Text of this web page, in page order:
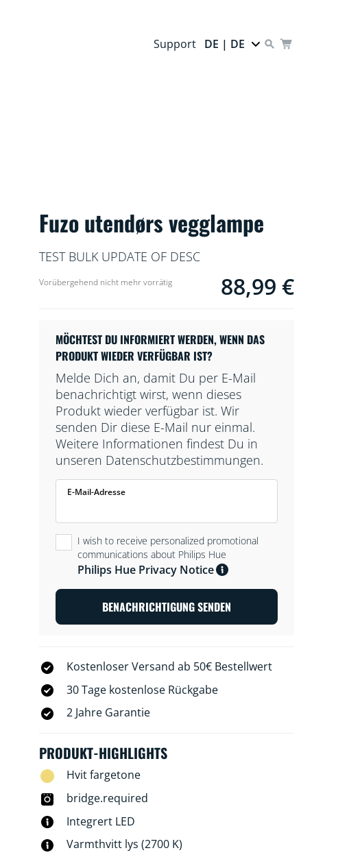
Support DE | DE
Fuzo utendørs vegglampe
TEST BULK UPDATE OF DESC
Vorübergehend nicht mehr vorrätig Current price is 88,99
88,99 €
MÖCHTEST DU INFORMIERT WERDEN, WENN DAS
PRODUKT WIEDER VERFÜGBAR IST?
Melde Dich an, damit Du per E-Mail
benachrichtigt wirst, wenn dieses
Produkt wieder verfügbar ist. Wir
senden Dir diese E-Mail nur einmal.
Weitere Informationen findest Du in
unseren Datenschutzbestimmungen.
E-Mail-Adresse
I wish to receive personalized promotional
communications about Philips Hue
Philips Hue Privacy Notice
BENACHRICHTIGUNG SENDEN
Kostenloser Versand ab 50€ Bestellwert
30 Tage kostenlose Rückgabe
2 Jahre Garantie
PRODUKT-HIGHLIGHTS
Hvit fargetone
bridge.required
Integrert LED
Varmthvitt lys (2700 K)